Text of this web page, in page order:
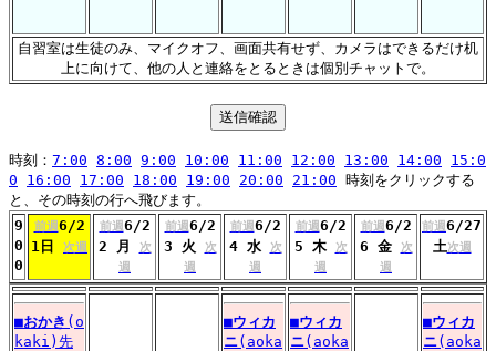
自習室は生徒のみ、マイクオフ、画面共有せず、カメラはできるだけ机
上に向けて、他の人と連絡をとるときは個別チャットで。
時刻： 7:00 8:00 9:00 10:00 11:00 12:00 13:00 14:00
15:0
0
16:00 17:00 18:00 19:00 20:00 21:00 時刻をクリックする
と、その時刻の行へ飛びます。
9
0
0
前週6/2
1日 次週
前週6/2
2 月
次
週
前週6/2
3 火
次
週
前週6/2
4 水
次
週
前週6/2
5 木
次
週
前週6/2
6 金
次
週
前週6/27
土次週
■おかき (o
kaki)先
■ウィカ
ニ(aoka
■ウィカ
ニ(aoka
■ウィカ
ニ(aoka